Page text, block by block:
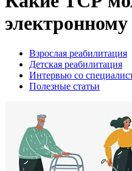
Взрослая реабилитация
Детская реабилитация
Интервью со
Полезные статьи